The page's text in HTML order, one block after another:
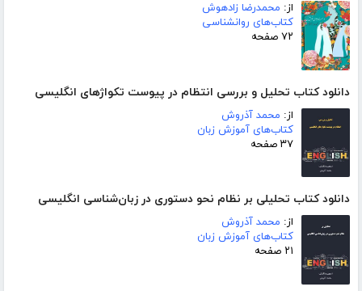
از: محمدرضا زادهوش
کتاب‌های روانشناسی
۷۲ صفحه
دانلود کتاب تحلیل و بررسی انتظام در پیوست تکواژهای انگلیسی
از: محمد آذروش
کتاب‌های آموزش زبان
۳۷ صفحه
دانلود کتاب تحلیلی بر نظام نحو دستوری در زبان‌شناسی انگلیسی
از: محمد آذروش
کتاب‌های آموزش زبان
۲۱ صفحه